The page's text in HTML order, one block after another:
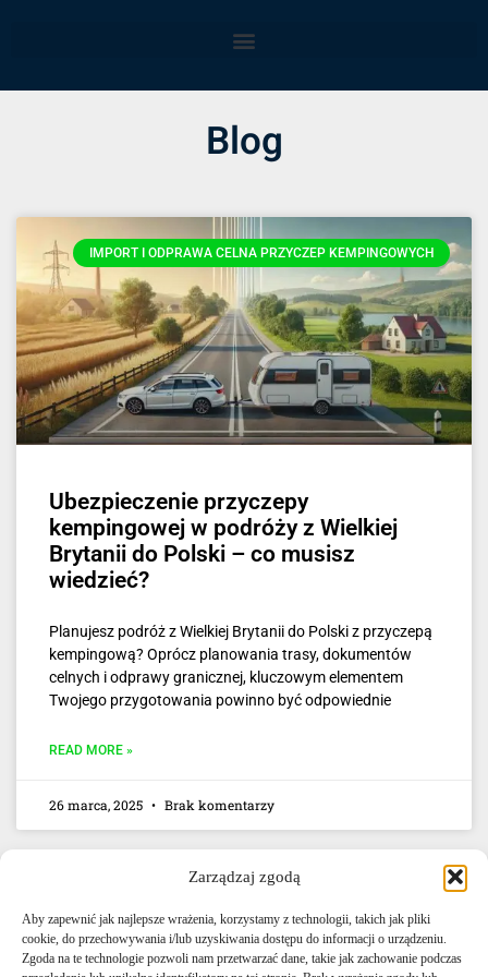
Zarządzaj zgodą
Aby zapewnić jak najlepsze wrażenia, korzystamy z technologii, takich jak pliki
cookie, do przechowywania i/lub uzyskiwania dostępu do informacji o urządzeniu.
Zgoda na te technologie pozwoli nam przetwarzać dane, takie jak zachowanie podczas
Blog
IMPORT I ODPRAWA CELNA PRZYCZEP KEMPINGOWYCH
Ubezpieczenie przyczepy
kempingowej w podróży z Wielkiej
Brytanii do Polski – co musisz
wiedzieć?
Planujesz podróż z Wielkiej Brytanii do Polski z przyczepą
kempingową? Oprócz planowania trasy, dokumentów
celnych i odprawy granicznej, kluczowym elementem
Twojego przygotowania powinno być odpowiednie
READ MORE »
26 marca, 2025 Brak komentarzy